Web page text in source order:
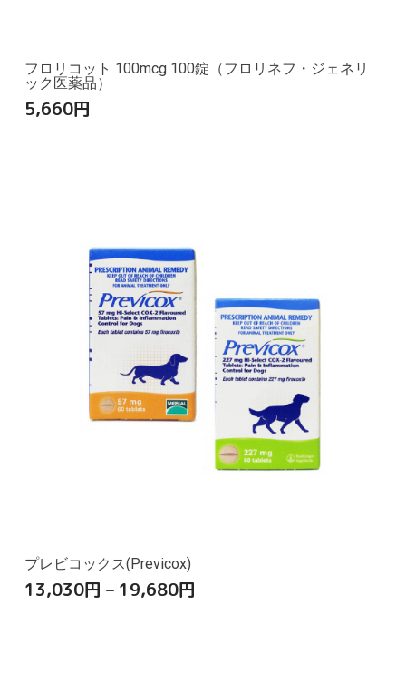
フロリコット 100mcg 100錠（フロリネフ・ジェネリ
ック医薬品）
5,660円
プレビコックス(Previcox)
13,030円 – 19,680円